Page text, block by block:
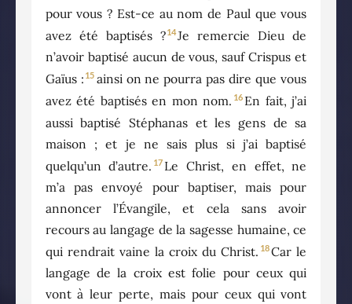
pour vous ? Est-ce au nom de Paul que vous
avez été baptisés ?14Je remercie Dieu de
n’avoir baptisé aucun de vous, sauf Crispus et
Gaïus : 15 ainsi on ne pourra pas dire que vous
avez été baptisés en mon nom. 16 En fait, j’ai
aussi baptisé Stéphanas et les gens de sa
maison ; et je ne sais plus si j’ai baptisé
quelqu’un d’autre. 17 Le Christ, en effet, ne
m’a pas envoyé pour baptiser, mais pour
annoncer l’Évangile, et cela sans avoir
recours au langage de la sagesse humaine, ce
qui rendrait vaine la croix du Christ. 18Car le
langage de la croix est folie pour ceux qui
vont à leur perte, mais pour ceux qui vont